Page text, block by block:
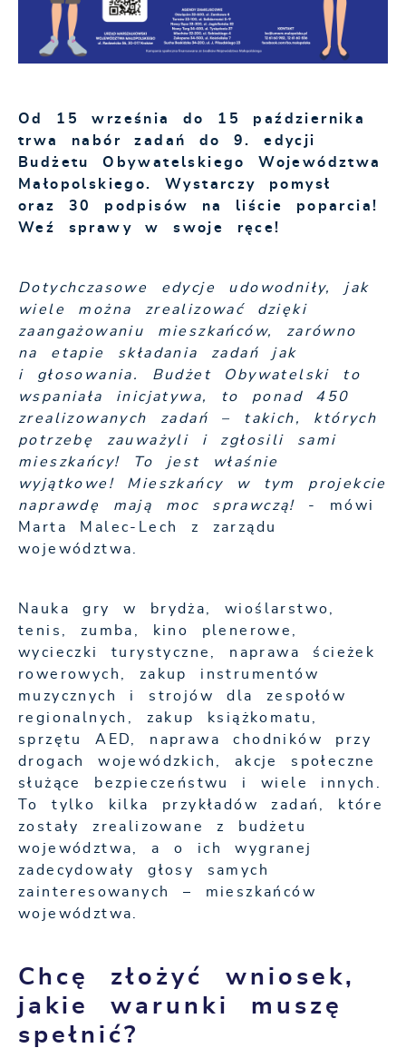
Od 15 września do 15 października
trwa nabór zadań do 9. edycji
Budżetu Obywatelskiego Województwa
Małopolskiego. Wystarczy pomysł
oraz 30 podpisów na liście poparcia!
Weź sprawy w swoje ręce!
Dotychczasowe edycje udowodniły, jak
wiele można zrealizować dzięki
zaangażowaniu mieszkańców, zarówno
na etapie składania zadań jak
i głosowania. Budżet Obywatelski to
wspaniała inicjatywa, to ponad 450
zrealizowanych zadań – takich, których
potrzebę zauważyli i zgłosili sami
mieszkańcy! To jest właśnie
wyjątkowe! Mieszkańcy w tym projekcie
naprawdę mają moc sprawczą! - mówi
Marta Malec-Lech z zarządu
województwa.
Nauka gry w brydża, wioślarstwo,
tenis, zumba, kino plenerowe,
wycieczki turystyczne, naprawa ścieżek
rowerowych, zakup instrumentów
muzycznych i strojów dla zespołów
regionalnych, zakup książkomatu,
sprzętu AED, naprawa chodników przy
drogach wojewódzkich, akcje społeczne
służące bezpieczeństwu i wiele innych.
To tylko kilka przykładów zadań, które
zostały zrealizowane z budżetu
województwa, a o ich wygranej
zadecydowały głosy samych
zainteresowanych – mieszkańców
województwa.
Chcę złożyć wniosek,
jakie warunki muszę
spełnić?